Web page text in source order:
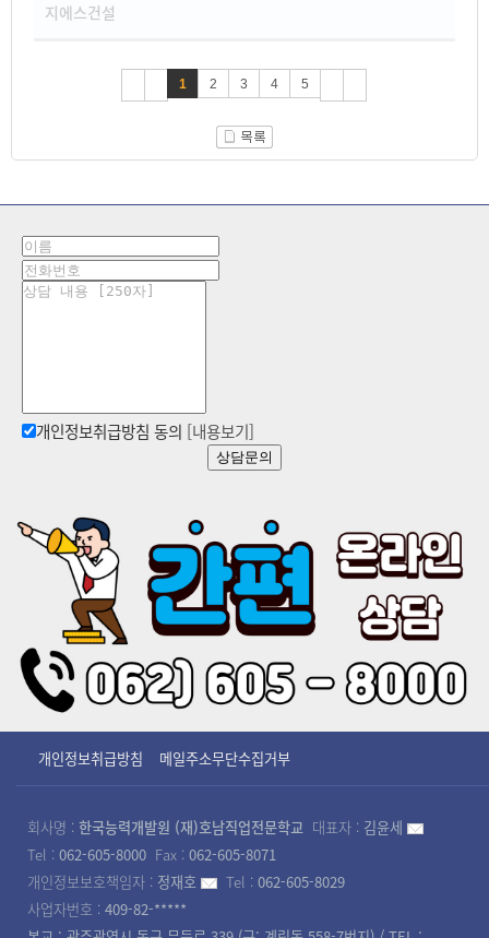
지에스건설
1 2 3 4 5
개인정보취급방침 동의 [내용보기]
상담문의
개인정보취급방침 메일주소무단수집거부
회사명 : 한국능력개발원 (재)호남직업전문학교 대표자 : 김윤세
Tel : 062-605-8000 Fax : 062-605-8071
개인정보보호책임자 : 정재호 Tel : 062-605-8029
사업자번호 : 409-82-*****